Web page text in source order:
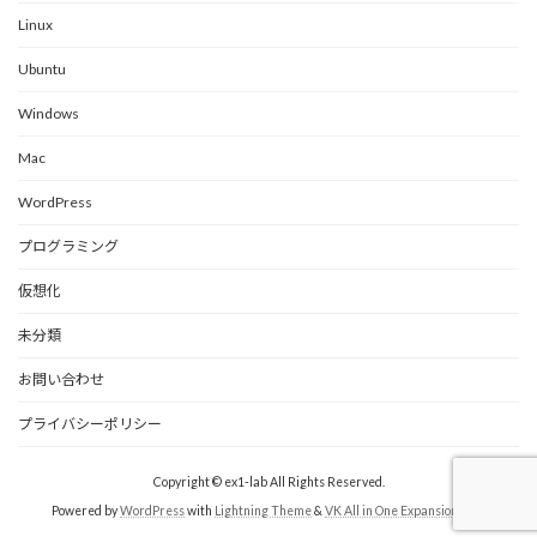
Linux
Ubuntu
Windows
Mac
WordPress
プログラミング
仮想化
未分類
お問い合わせ
プライバシーポリシー
Copyright © ex1-lab All Rights Reserved.
Powered byWordPresswith Lightning Theme& VK All in One Expansion Unit